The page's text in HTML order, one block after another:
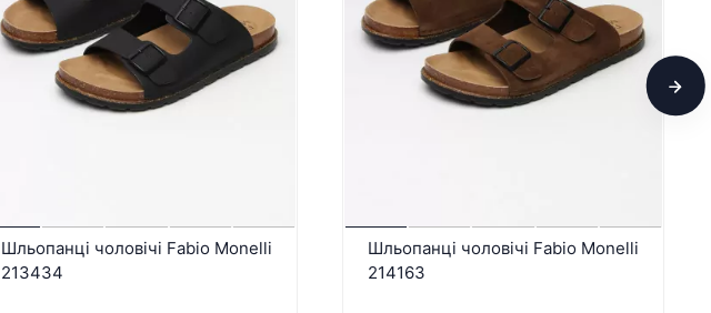
Шльопанці чоловічі Fabio Monelli
213434
Шльопанці чоловічі Fabio Monelli
214163